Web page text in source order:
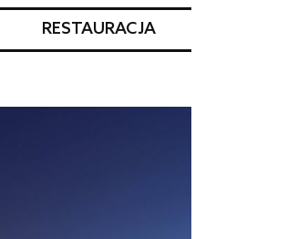
RESTAURACJA